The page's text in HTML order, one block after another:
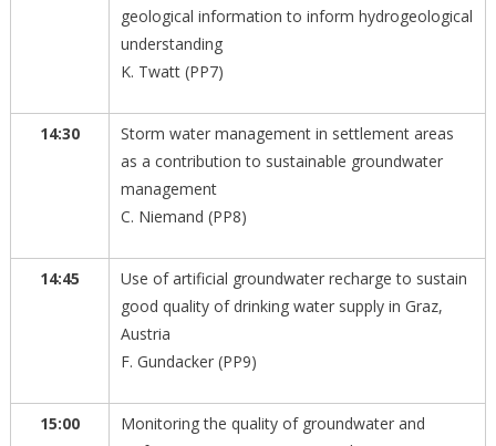
geological information to inform hydrogeological
understanding
K. Twatt (PP7)
14:30
Storm water management in settlement areas
as a contribution to sustainable groundwater
management
C. Niemand (PP8)
14:45
Use of artificial groundwater recharge to sustain
good quality of drinking water supply in Graz,
Austria
F. Gundacker (PP9)
15:00
Monitoring the quality of groundwater and